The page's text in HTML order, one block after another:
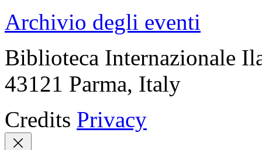
Archivio degli eventi
Biblioteca Internazionale
43121 Parma, Italy
Credits Privacy